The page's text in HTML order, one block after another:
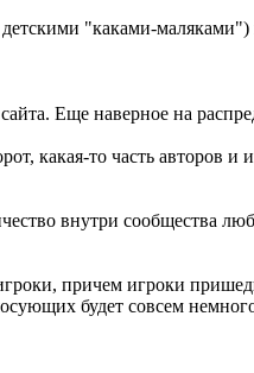
"каками-
Еще наверное на
какая-то часть авторов и
внутри сообщества
причем игроки
будет совсем